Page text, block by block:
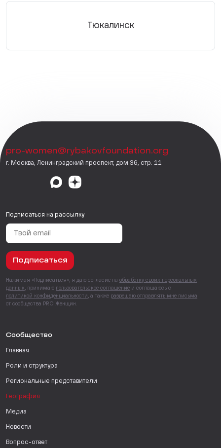
Тюкалинск
pro-women@rybakovfoundation.org
г. Москва, Ленинградский проспект, дом 36, стр. 11
Подписаться на рассылку
Подписаться
Нажимая «Подписаться», я даю согласие на обработку своих персональных
данных , принимаю пользовательское соглашение и соглашаюсь с
политикой конфиденциальности , а также разрешаю отправлять мне письма
от сообщества PRO Женщин.
Сообщество
Главная
Роли и структура
Региональные представители
География
Медиа
Новости
Вопрос-ответ